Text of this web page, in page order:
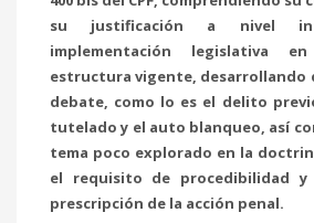
su justificación a nivel
implementación legislativa
estructura vigente, desarrollando
debate, como lo es el delito
tutelado y el auto blanqueo, así
tema poco explorado en la
el requisito de procedibilidad
prescripción de la acción penal.